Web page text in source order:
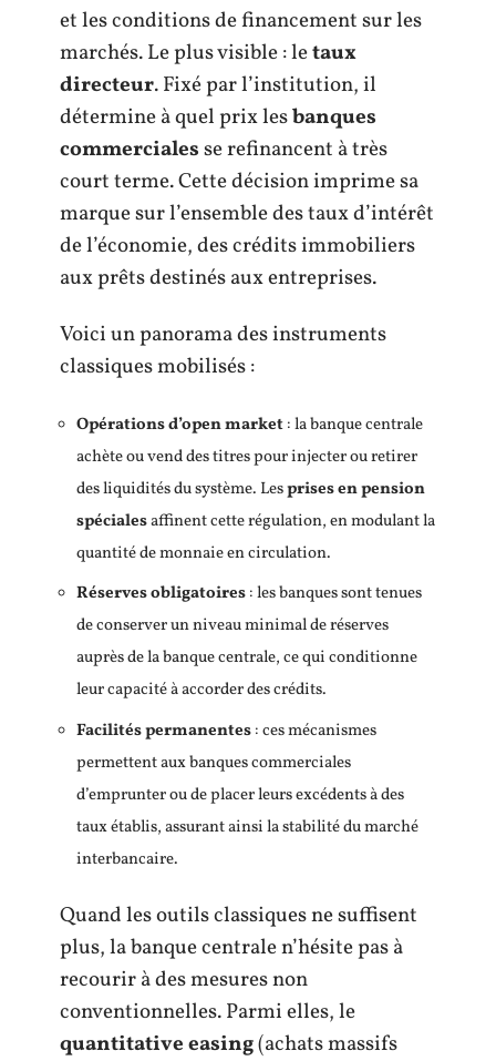
et les conditions de financement sur les
marchés. Le plus visible : letaux
directeur. Fixé par l’institution, il
détermine à quel prix lesbanques
commercialesse refinancent à très
court terme. Cette décision imprime sa
marque sur l’ensemble des taux d’intérêt
de l’économie, des crédits immobiliers
aux prêts destinés aux entreprises.
Voici un panorama des instruments
classiques mobilisés :
Opérations d’open market: la banque centrale
achète ou vend des titres pour injecter ou retirer
des liquidités du système. Lesprises en pension
spécialesaffinent cette régulation, en modulant la
quantité de monnaie en circulation.
Réserves obligatoires: les banques sont tenues
de conserver un niveau minimal de réserves
auprès de la banque centrale, ce qui conditionne
leur capacité à accorder des crédits.
Facilités permanentes: ces mécanismes
permettent aux banques commerciales
d’emprunter ou de placer leurs excédents à des
taux établis, assurant ainsi la stabilité du marché
interbancaire.
Quand les outils classiques ne suffisent
plus, la banque centrale n’hésite pas à
recourir à des mesures non
conventionnelles. Parmi elles, le
quantitative easing(achats massifs